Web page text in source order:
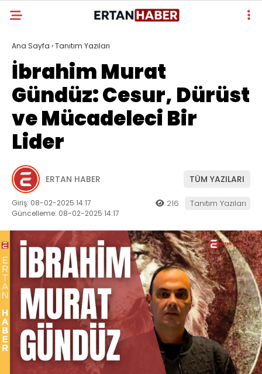
Ana Sayfa ›Tanıtım Yazıları
İbrahim Murat
Gündüz: Cesur, Dürüst
ve Mücadeleci Bir
Lider
ERTAN HABER TÜM YAZILARI
Giriş: 08-02-2025 14:17
Güncelleme: 08-02-2025 14:17
216 Tanıtım Yazıları